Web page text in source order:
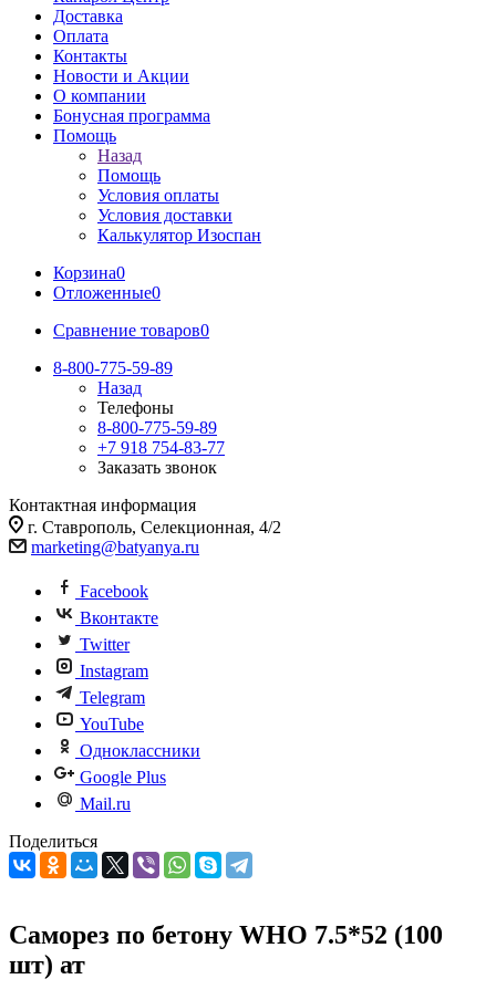
Доставка
Оплата
Контакты
Новости и Акции
О компании
Бонусная программа
Помощь
Назад
Помощь
Условия оплаты
Условия доставки
Калькулятор Изоспан
Корзина0
Отложенные0
Сравнение товаров0
8-800-775-59-89
Назад
Телефоны
8-800-775-59-89
+7 918 754-83-77
Заказать звонок
Контактная информация
г. Ставрополь, Селекционная, 4/2
marketing@batyanya.ru
Facebook
Вконтакте
Twitter
Instagram
Telegram
YouTube
Одноклассники
Google Plus
Mail.ru
Поделиться
Саморез по бетону WHO 7.5*52 (100
шт) ат